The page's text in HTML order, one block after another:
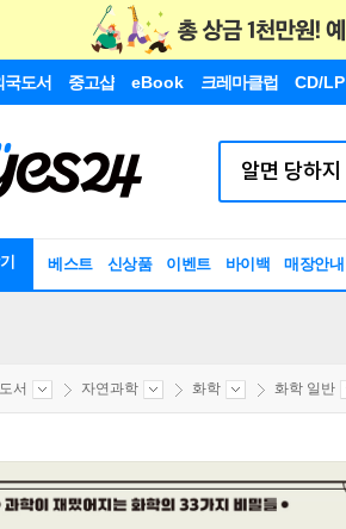
국도서 중고샵 eBook 크레마클럽 CD/LP
베스트 신상품 이벤트 바이백 매장안내
서 자연과학 화학 화학 일반